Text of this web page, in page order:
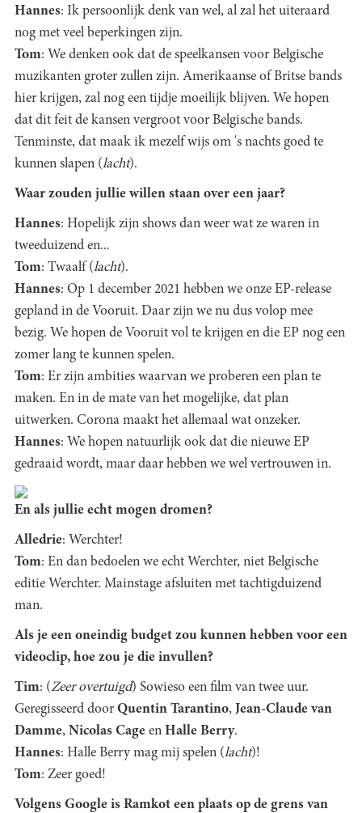
Hannes: Ik persoonlijk denk van wel, al zal het uiteraard
nog met veel beperkingen zijn.
Tom: We denken ook dat de speelkansen voor Belgische
muzikanten groter zullen zijn. Amerikaanse of Britse bands
hier krijgen, zal nog een tijdje moeilijk blijven. We hopen
dat dit feit de kansen vergroot voor Belgische bands.
Tenminste, dat maak ik mezelf wijs om 's nachts goed te
kunnen slapen (lacht).
Waar zouden jullie willen staan over een jaar?
Hannes: Hopelijk zijn shows dan weer wat ze waren in
tweeduizend en...
Tom: Twaalf (lacht).
Hannes: Op 1 december 2021 hebben we onze EP-release
gepland in de Vooruit. Daar zijn we nu dus volop mee
bezig. We hopen de Vooruit vol te krijgen en die EP nog een
zomer lang te kunnen spelen.
Tom: Er zijn ambities waarvan we proberen een plan te
maken. En in de mate van het mogelijke, dat plan
uitwerken. Corona maakt het allemaal wat onzeker.
Hannes: We hopen natuurlijk ook dat die nieuwe EP
gedraaid wordt, maar daar hebben we wel vertrouwen in.
En als jullie echt mogen dromen?
Alledrie: Werchter!
Tom: En dan bedoelen we echt Werchter, niet Belgische
editie Werchter. Mainstage afsluiten met tachtigduizend
man.
Als je een oneindig budget zou kunnen hebben voor een
videoclip, hoe zou je die invullen?
Tim: (Zeer overtuigd) Sowieso een film van twee uur.
Geregisseerd door Quentin Tarantino, Jean-Claude van
Damme, Nicolas Cage en Halle Berry.
Hannes: Halle Berry mag mij spelen (lacht)!
Tom: Zeer goed!
Volgens Google is Ramkot een plaats op de grens van